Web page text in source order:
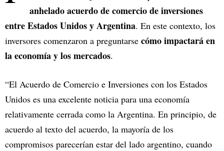
anhelado acuerdo de comercio de inversiones
entre Estados Unidos y Argentina. En este contexto, los
inversores comenzaron a preguntarse cómo impactará en
la economía y los mercados.
“El Acuerdo de Comercio e Inversiones con los Estados
Unidos es una excelente noticia para una economía
relativamente cerrada como la Argentina. En principio, de
acuerdo al texto del acuerdo, la mayoría de los
compromisos parecerían estar del lado argentino, cuando